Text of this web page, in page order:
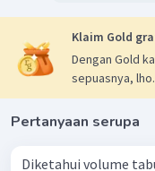
Klaim Gold
Dengan Gold
sepuasnya, lho.
Pertanyaan serupa
Diketahui volume